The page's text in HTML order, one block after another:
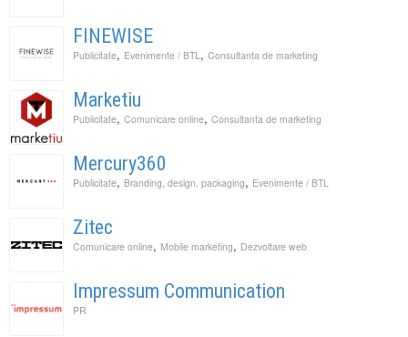
FINEWISE
Publicitate, Evenimente / BTL , Consultanta de marketing
Marketiu
Publicitate, Comunicare online, Consultanta de marketing
Mercury360
Publicitate, Branding, design, packaging, Evenimente / BTL
Zitec
Comunicare online, Mobile marketing, Dezvoltare web
Impressum Communication
PR